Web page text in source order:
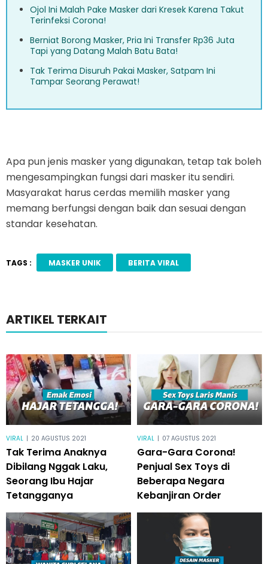
Ojol Ini Malah Pake Masker dari Kresek Karena Takut
Terinfeksi Corona!
Berniat Borong Masker, Pria Ini Transfer Rp36 Juta
Tapi yang Datang Malah Batu Bata!
Tak Terima Disuruh Pakai Masker, Satpam Ini
Tampar Seorang Perawat!
Apa pun jenis masker yang digunakan, tetap tak boleh
mengesampingkan fungsi dari masker itu sendiri.
Masyarakat harus cerdas memilih masker yang
memang berfungsi dengan baik dan sesuai dengan
standar kesehatan.
TAGS : MASKER UNIK BERITA VIRAL
ARTIKEL TERKAIT
VIRAL | 20 AGUSTUS 2021
Tak Terima Anaknya
Dibilang Nggak Laku,
Seorang Ibu Hajar
Tetangganya
VIRAL | 07 AGUSTUS 2021
Gara-Gara Corona!
Penjual Sex Toys di
Beberapa Negara
Kebanjiran Order